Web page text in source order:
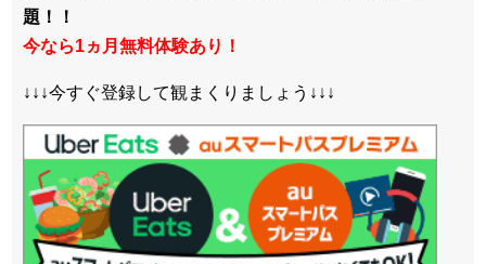
題！！
今なら1ヵ月無料体験あり！
↓↓↓今すぐ登録して観まくりましょう↓↓↓